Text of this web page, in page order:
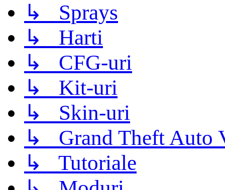
↳ Sprays
↳ Harti
↳ CFG-uri
↳ Kit-uri
↳ Skin-uri
↳ Grand Theft Auto
↳ Tutoriale